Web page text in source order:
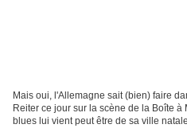
Mais oui, l'Allemagne sait (bien) faire
Reiter ce jour sur la scène de la Boîte
blues lui vient peut être de sa ville